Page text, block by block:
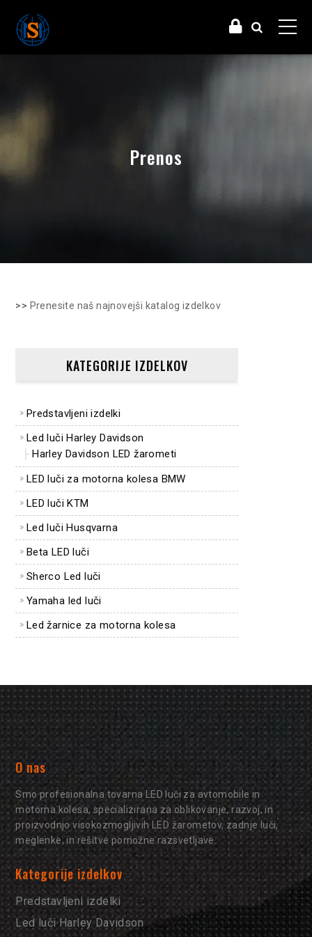
Prenos
>> Prenesite naš najnovejši katalog izdelkov
KATEGORIJE IZDELKOV
Predstavljeni izdelki
Led luči Harley Davidson
Harley Davidson LED žarometi
LED luči za motorna kolesa BMW
LED luči KTM
Led luči Husqvarna
Beta LED luči
Sherco Led luči
Yamaha led luči
Led žarnice za motorna kolesa
O nas
Smo profesionalna tovarna LED luči za avtomobile in
motorna kolesa, specializirana za oblikovanje, razvoj, in
proizvodnjo visokozmogljivih LED žarometov, zadnje luči,
meglenke, in rešitve pomožne razsvetljave.
Kategorije izdelkov
Predstavljeni izdelki
Led luči Harley Davidson